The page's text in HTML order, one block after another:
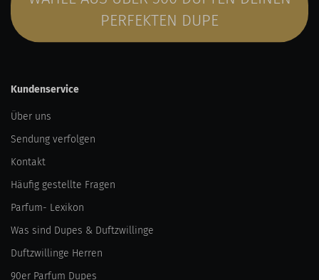
PERFEKTEN DUPE
Kundenservice
Über uns
Sendung verfolgen
Kontakt
Häufig gestellte Fragen
Parfum- Lexikon
Was sind Dupes & Duftzwillinge
Duftzwillinge Herren
90er Parfum Dupes